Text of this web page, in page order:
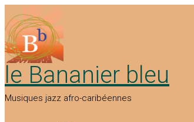
au
contenu
le Bananier bleu
Musiques jazz afro-caribéennes